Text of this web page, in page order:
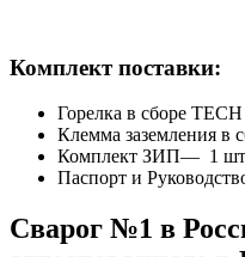
Комплект поставки:
Горелка в сборе
Клемма заземления
Комплект ЗИП— 1
Паспорт и
Сварог №1 в